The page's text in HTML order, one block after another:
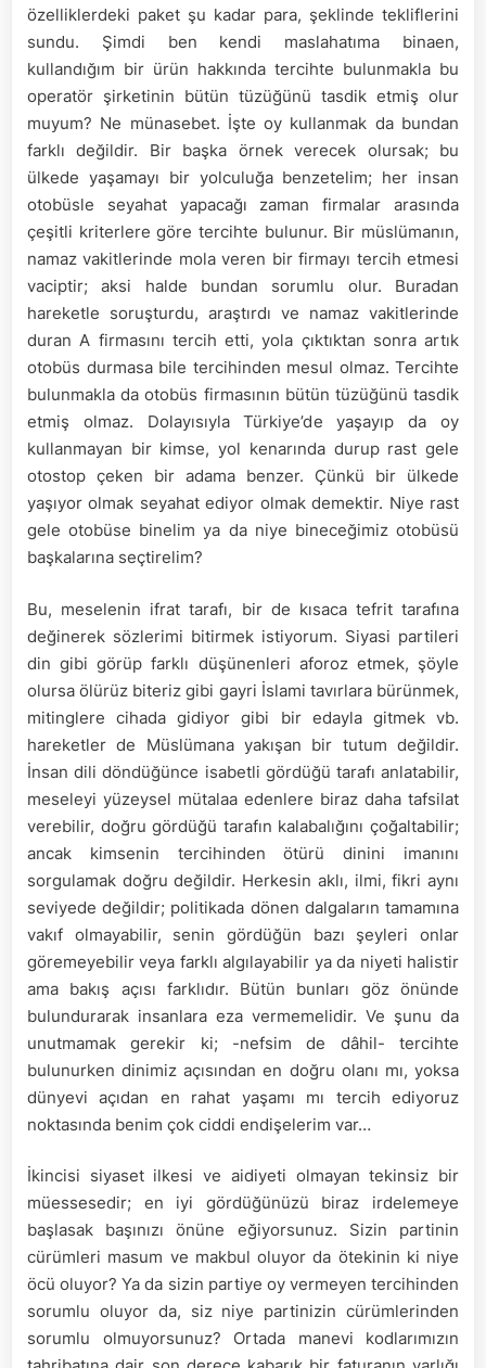
özelliklerdeki paket şu kadar para, şeklinde tekliflerini
sundu. Şimdi ben kendi maslahatıma binaen,
kullandığım bir ürün hakkında tercihte bulunmakla bu
operatör şirketinin bütün tüzüğünü tasdik etmiş olur
muyum? Ne münasebet. İşte oy kullanmak da bundan
farklı değildir. Bir başka örnek verecek olursak; bu
ülkede yaşamayı bir yolculuğa benzetelim; her insan
otobüsle seyahat yapacağı zaman firmalar arasında
çeşitli kriterlere göre tercihte bulunur. Bir müslümanın,
namaz vakitlerinde mola veren bir firmayı tercih etmesi
vaciptir; aksi halde bundan sorumlu olur. Buradan
hareketle soruşturdu, araştırdı ve namaz vakitlerinde
duran A firmasını tercih etti, yola çıktıktan sonra artık
otobüs durmasa bile tercihinden mesul olmaz. Tercihte
bulunmakla da otobüs firmasının bütün tüzüğünü tasdik
etmiş olmaz. Dolayısıyla Türkiye’de yaşayıp da oy
kullanmayan bir kimse, yol kenarında durup rast gele
otostop çeken bir adama benzer. Çünkü bir ülkede
yaşıyor olmak seyahat ediyor olmak demektir. Niye rast
gele otobüse binelim ya da niye bineceğimiz otobüsü
başkalarına seçtirelim?
Bu, meselenin ifrat tarafı, bir de kısaca tefrit tarafına
değinerek sözlerimi bitirmek istiyorum. Siyasi partileri
din gibi görüp farklı düşünenleri aforoz etmek, şöyle
olursa ölürüz biteriz gibi gayri İslami tavırlara bürünmek,
mitinglere cihada gidiyor gibi bir edayla gitmek vb.
hareketler de Müslümana yakışan bir tutum değildir.
İnsan dili döndüğünce isabetli gördüğü tarafı anlatabilir,
meseleyi yüzeysel mütalaa edenlere biraz daha tafsilat
verebilir, doğru gördüğü tarafın kalabalığını çoğaltabilir;
ancak kimsenin tercihinden ötürü dinini imanını
sorgulamak doğru değildir. Herkesin aklı, ilmi, fikri aynı
seviyede değildir; politikada dönen dalgaların tamamına
vakıf olmayabilir, senin gördüğün bazı şeyleri onlar
göremeyebilir veya farklı algılayabilir ya da niyeti halistir
ama bakış açısı farklıdır. Bütün bunları göz önünde
bulundurarak insanlara eza vermemelidir. Ve şunu da
unutmamak gerekir ki; -nefsim de dâhil- tercihte
bulunurken dinimiz açısından en doğru olanı mı, yoksa
dünyevi açıdan en rahat yaşamı mı tercih ediyoruz
noktasında benim çok ciddi endişelerim var…
İkincisi siyaset ilkesi ve aidiyeti olmayan tekinsiz bir
müessesedir; en iyi gördüğünüzü biraz irdelemeye
başlasak başınızı önüne eğiyorsunuz. Sizin partinin
cürümleri masum ve makbul oluyor da ötekinin ki niye
öcü oluyor? Ya da sizin partiye oy vermeyen tercihinden
sorumlu oluyor da, siz niye partinizin cürümlerinden
sorumlu olmuyorsunuz? Ortada manevi kodlarımızın